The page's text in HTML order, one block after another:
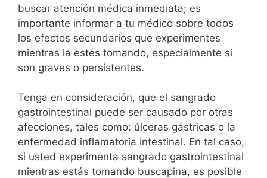
buscar atención médica inmediata; es
importante informar a tu médico sobre todos
los efectos secundarios que experimentes
mientras la estés tomando, especialmente si
son graves o persistentes.
Tenga en consideración, que el sangrado
gastrointestinal puede ser causado por otras
afecciones, tales como: úlceras gástricas o la
enfermedad inflamatoria intestinal. En tal caso,
si usted experimenta sangrado gastrointestinal
mientras estás tomando buscapina, es posible